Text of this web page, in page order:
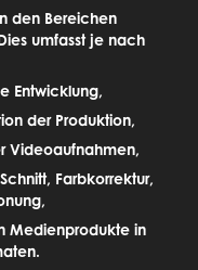
den Bereichen
umfasst je nach
Entwicklung,
der Produktion,
Videoaufnahmen,
Farbkorrektur,
Medienprodukte in